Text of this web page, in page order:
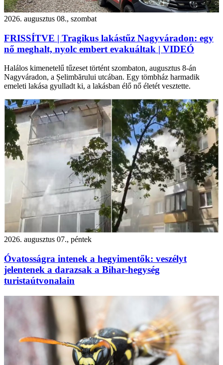
2026. augusztus 08., szombat
FRISSÍTVE | Tragikus lakástűz Nagyváradon: egy
nő meghalt, nyolc embert evakuáltak | VIDEÓ
Halálos kimenetelű tűzeset történt szombaton, augusztus 8-án
Nagyváradon, a Șelimbărului utcában. Egy tömbház harmadik
emeleti lakása gyulladt ki, a lakásban élő nő életét vesztette.
2026. augusztus 07., péntek
Óvatosságra intenek a hegyimentők: veszélyt
jelentenek a darazsak a Bihar-hegység
turistaútvonalain